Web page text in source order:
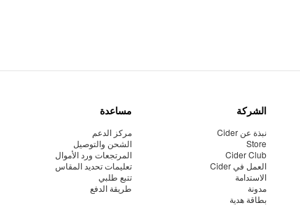
الشركة
نبذة عن Cider
Store
Cider Club
العمل في Cider
الاستدامة
مدونة
بطاقة هدية
مساعدة
مركز الدعم
الشحن والتوصيل
المرتجعات ورد الأموال
تعليمات تحديد المقاس
تتبع طلبي
طريقة الدفع